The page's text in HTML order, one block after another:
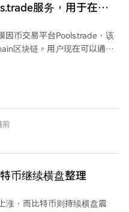
服务，用于在
因币交易平台Pools.trade，该
区块链。用户现在可以通过
每笔交易中获取0.05%，以
链已成为去中心化交易的热门
网络的交易额达到5.1997亿美
24.8亿美元。该链上稳定币的
前
币继续横盘整理
涨，而比特币则持续横盘震